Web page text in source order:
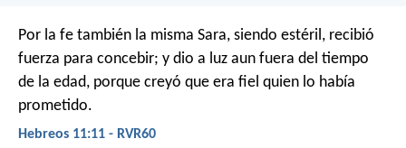
Por la fe también la misma Sara, siendo estéril, recibió
fuerza para concebir; y dio a luz aun fuera del tiempo
de la edad, porque creyó que era fiel quien lo había
prometido.
Hebreos 11:11 - RVR60